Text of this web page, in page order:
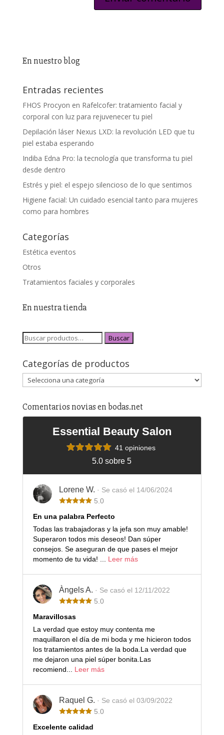
En nuestro blog
Entradas recientes
FHOS Procyon en Rafelcofer: tratamiento facial y
corporal con luz para rejuvenecer tu piel
Depilación láser Nexus LXD: la revolución LED que tu
piel estaba esperando
Indiba Edna Pro: la tecnología que transforma tu piel
desde dentro
Estrés y piel: el espejo silencioso de lo que sentimos
Higiene facial: Un cuidado esencial tanto para mujeres
como para hombres
Categorías
Estética eventos
Otros
Tratamientos faciales y corporales
En nuestra tienda
Buscar
Categorías de productos
Comentarios novias en bodas.net
Essential Beauty Salon
41 opiniones
5.0 sobre 5
Lorene W. · Se casó el 14/06/2024
5.0
En una palabra Perfecto
Todas las trabajadoras y la jefa son muy amable!
Superaron todos mis deseos! Dan súper
consejos. Se aseguran de que pases el mejor
momento de tu vida! ... Leer más
Àngels A. · Se casó el 12/11/2022
5.0
Maravillosas
La verdad que estoy muy contenta me
maquillaron el día de mi boda y me hicieron todos
los tratamientos antes de la boda.La verdad que
me dejaron una piel súper bonita.Las
recomiend... Leer más
Raquel G. · Se casó el 03/09/2022
5.0
Excelente calidad